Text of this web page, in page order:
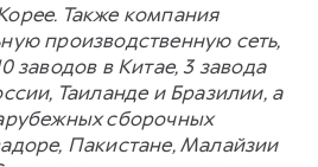
Также компания
производственную сеть,
заводов в Китае, 3 завода
Таиланде и Бразилии, а
сборочных
Пакистане, Малайзии